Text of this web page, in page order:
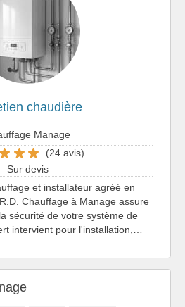
chaudière
Manage
(24 avis)
Sur devis
et installateur agréé en
Chauffage à Manage assure
sécurité de votre système de
intervient pour l'installation,…